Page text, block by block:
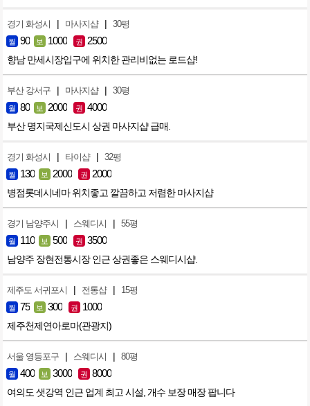
경기 화성시 | 마사지샵 | 30평
월 90 보 1000 권 2500
향남 만세시장입구에 위치한 관리비없는 로드샵!
부산 강서구 | 마사지샵 | 30평
월 80 보 2000 권 4000
부산 명지국제신도시 상권 마사지샵 급매.
경기 화성시 | 타이샵 | 32평
월 130 보 2000 권 2000
병점롯데시네마 위치좋고 깔끔하고 저렴한 마사지샵
경기 남양주시 | 스웨디시 | 55평
월 110 보 500 권 3500
남양주 장현전통시장 인근 상권좋은 스웨디시샵.
제주도 서귀포시 | 전통샵 | 15평
월 75 보 300 권 1000
제주천제연아로마(관광지)
서울 영등포구 | 스웨디시 | 80평
월 400 보 3000 권 8000
여의도 샛강역 인근 업계 최고 시설, 개수 보장 매장 팝니다